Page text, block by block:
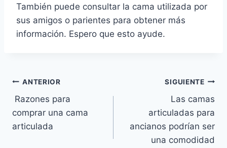
También puede consultar la cama utilizada por
sus amigos o parientes para obtener más
información. Espero que esto ayude.
Navegación
de
entradas
ANTERIOR
Razones para
comprar una cama
articulada
SIGUIENTE
Las camas
articuladas para
ancianos podrían ser
una comodidad